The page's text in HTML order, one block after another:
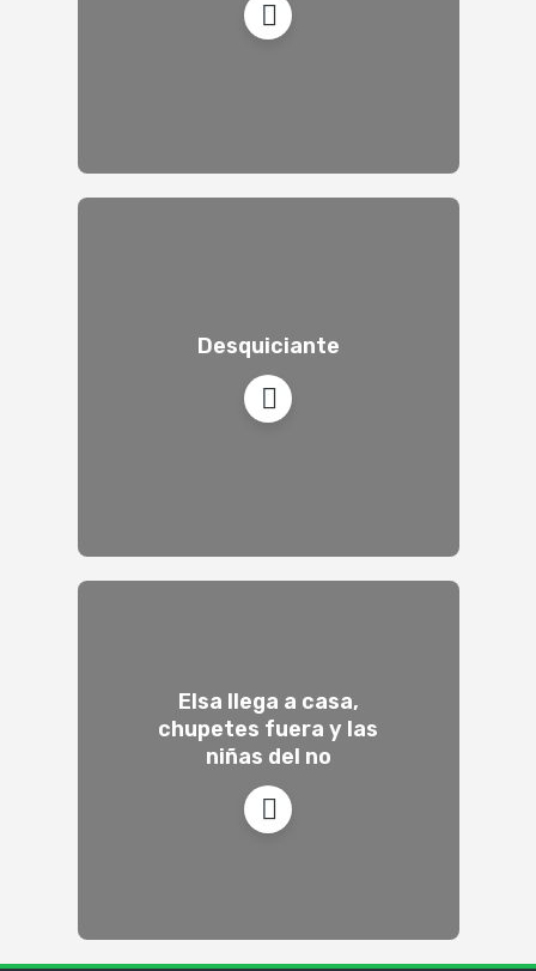
Desquiciante
Elsa llega a casa,
chupetes fuera y las
niñas del no